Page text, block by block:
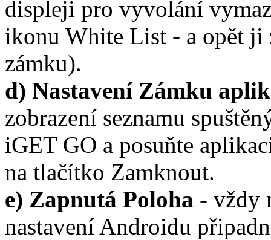
displeji pro vyvolání
ikonu White List - a opět ji
zámku).
d) Nastavení Zámku
zobrazení seznamu
iGET GO a posuňte
na tlačítko Zamknout.
e) Zapnutá Poloha - vždy
nastavení Androidu